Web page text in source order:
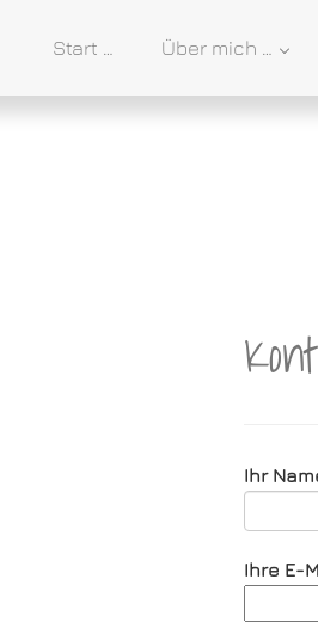
Start … Über mich …
Ihr
Ihre E-